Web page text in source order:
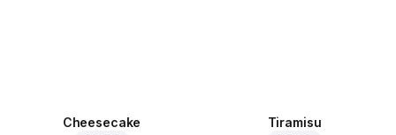
Cheesecake Tiramisu